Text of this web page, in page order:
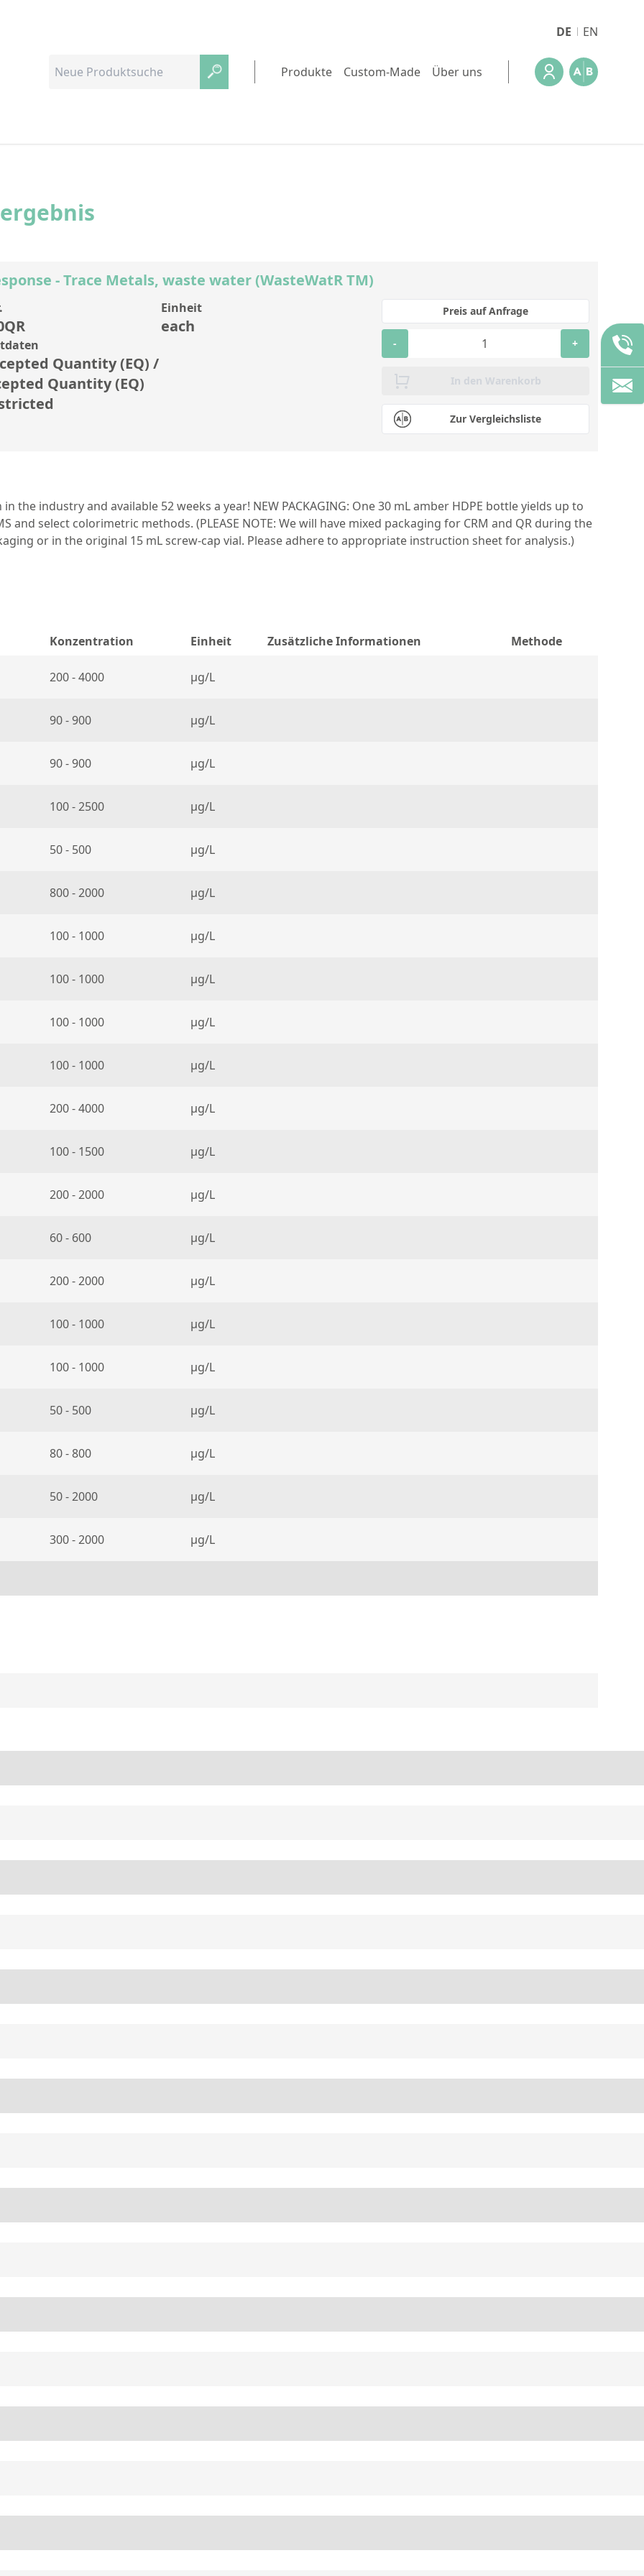
DE EN
Produkte Custom-Made Über uns
- Trace Metals, waste water (WasteWatR TM)
Einheit
each
Quantity (EQ) /
Quantity (EQ)
Zur Vergleichsliste
Preis auf Anfrage
- +
In den Warenkorb
the industry and available 52 weeks a year! NEW PACKAGING: One 30 mL amber HDPE bottle yields up to
and select colorimetric methods. (PLEASE NOTE: We will have mixed packaging for CRM and QR during the
or in the original 15 mL screw-cap vial. Please adhere to appropriate instruction sheet for analysis.)
Konzentration Einheit Zusätzliche Informationen Methode
200 - 4000 µg/L
90 - 900 µg/L
90 - 900 µg/L
100 - 2500 µg/L
50 - 500 µg/L
800 - 2000 µg/L
100 - 1000 µg/L
100 - 1000 µg/L
100 - 1000 µg/L
100 - 1000 µg/L
200 - 4000 µg/L
100 - 1500 µg/L
200 - 2000 µg/L
60 - 600 µg/L
200 - 2000 µg/L
100 - 1000 µg/L
100 - 1000 µg/L
50 - 500 µg/L
80 - 800 µg/L
50 - 2000 µg/L
300 - 2000 µg/L